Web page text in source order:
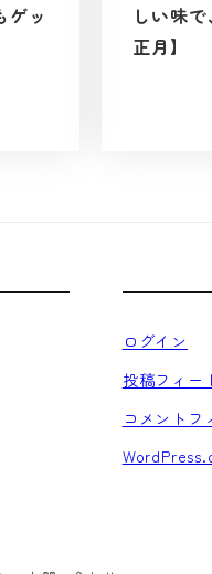
ゲッ
しい味
正月】
ログイン
投稿フィー
コメントフ